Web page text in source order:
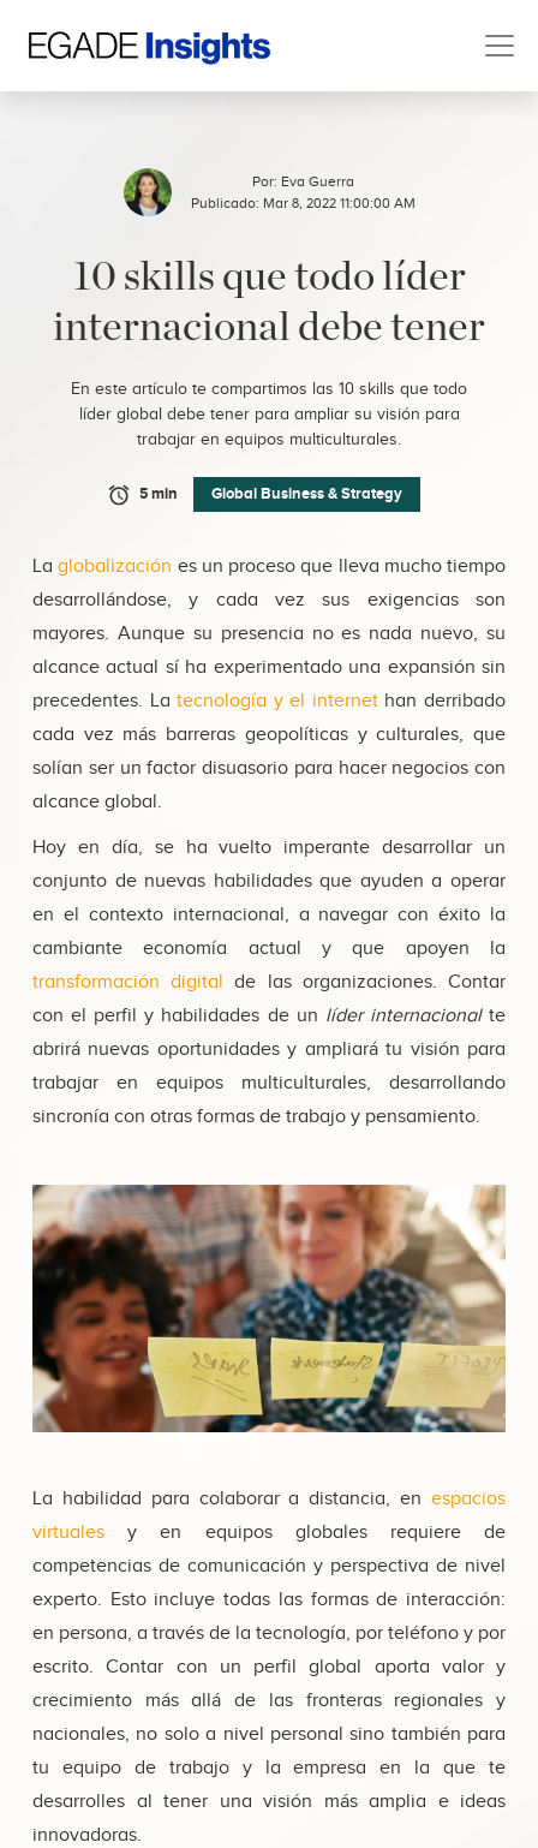
Por: Eva Guerra
Publicado: Mar 8, 2022 11:00:00 AM
10 skills que todo líder
internacional debe tener
En este artículo te compartimos las 10 skills que todo
líder global debe tener para ampliar su visión para
trabajar en equipos multiculturales.
5 min Global Business & Strategy
Laglobalización es un proceso que lleva mucho tiempo
desarrollándose, y cada vez sus exigencias son
mayores. Aunque su presencia no es nada nuevo, su
alcance actual sí ha experimentado una expansión sin
precedentes. La tecnología y el internethan derribado
cada vez más barreras geopolíticas y culturales, que
solían ser un factor disuasorio para hacer negocios con
alcance global.
Hoy en día, se ha vuelto imperante desarrollar un
conjunto de nuevas habilidades que ayuden a operar
en el contexto internacional, a navegar con éxito la
cambiante economía actual y que apoyen la
transformación digital de las organizaciones. Contar
con el perfil y habilidades de un líder internacionalte
abrirá nuevas oportunidades y ampliará tu visión para
trabajar en equipos multiculturales, desarrollando
sincronía con otras formas de trabajo y pensamiento.
La habilidad para colaborar a distancia, en espacios
virtuales y en equipos globales requiere de
competencias de comunicación y perspectiva de nivel
experto. Esto incluye todas las formas de interacción:
en persona, a través de la tecnología, por teléfono y por
escrito. Contar con un perfil global aporta valor y
crecimiento más allá de las fronteras regionales y
nacionales, no solo a nivel personal sino también para
tu equipo de trabajo y la empresa en la que te
desarrolles al tener una visión más amplia e ideas
innovadoras.